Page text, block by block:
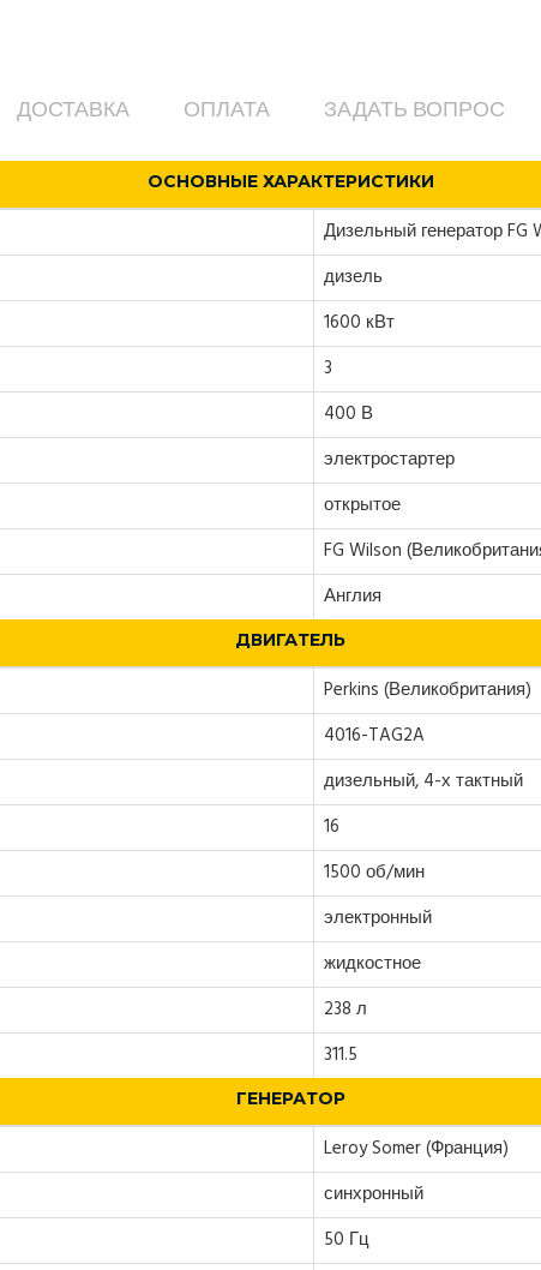
ДОСТАВКА ОПЛАТА ЗАДАТЬ ВОПРОС
ОСНОВНЫЕ ХАРАКТЕРИСТИКИ
Дизельный генератор FG
дизель
1600 кВт
3
400 В
электростартер
открытое
FG Wilson
Англия
ДВИГАТЕЛЬ
Perkins (Великобритания)
4016-TAG2A
дизельный, 4-х тактный
16
1500 об/мин
электронный
жидкостное
238 л
311.5
ГЕНЕРАТОР
Leroy Somer (Франция)
синхронный
50 Гц